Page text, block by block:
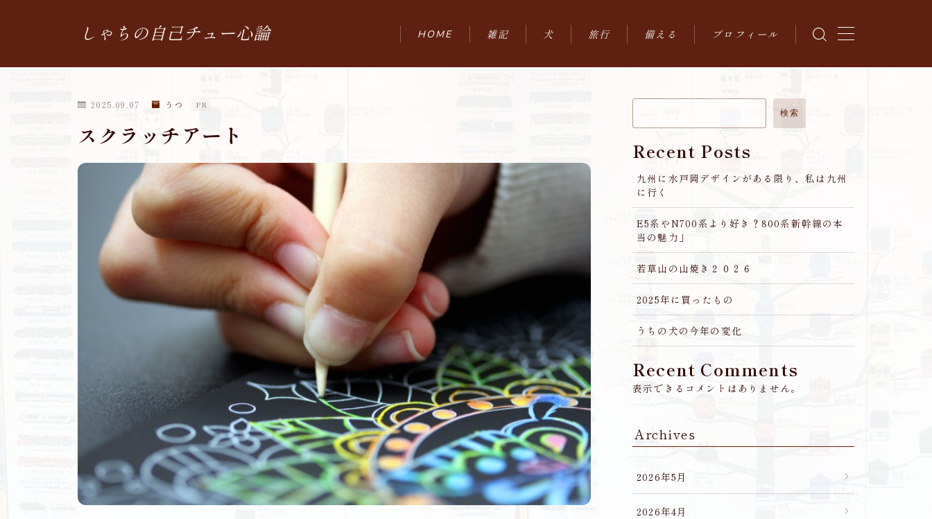
しゃちの自己チュー心論 HOME 雑記
ひとりごと
犬 旅行
九州
備える
地震対策
環境
プロフィール
うつ
旅行
九州
フェリー
備える
地震対策
詐欺
2025.09.07 うつ PR
スクラッチアート
検索
Recent Posts
九州に水戸岡デザインがある限り、私は九州
に行く
E5系やN700系より好き？800系新幹線の本
当の魅力」
若草山の山焼き２０２６
2025年に買ったもの
うちの犬の今年の変化
Recent Comments
表示できるコメントはありません。
Archives
2026年5月
2026年4月